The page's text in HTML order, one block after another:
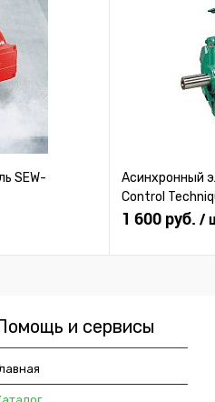
SEW-
Асинхронный
Control
1 600 руб. /
и сервисы